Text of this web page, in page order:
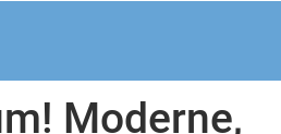
Moderne,